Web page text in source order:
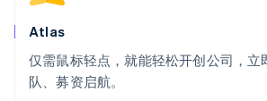
Atlas
仅需鼠标轻点，就能轻松开创公司，立
队、募资启航。
斯洛文尼亚
泰国
ไทยEnglish
希腊
English